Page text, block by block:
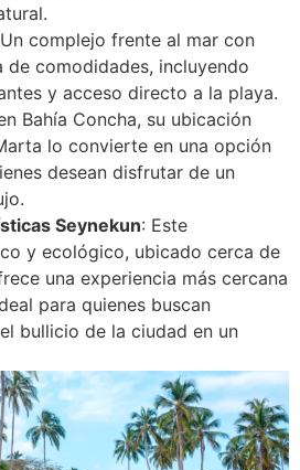
complejo frente al mar con
de comodidades, incluyendo
y acceso directo a la playa.
Bahía Concha, su ubicación
lo convierte en una opción
desean disfrutar de un
Seynekun: Este
y ecológico, ubicado cerca de
una experiencia más cercana
para quienes buscan
bullicio de la ciudad en un